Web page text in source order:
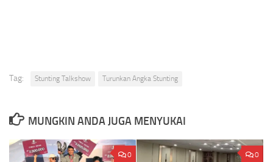
Tag: Stunting Talkshow Turunkan Angka Stunting
MUNGKIN ANDA JUGA MENYUKAI
0 0